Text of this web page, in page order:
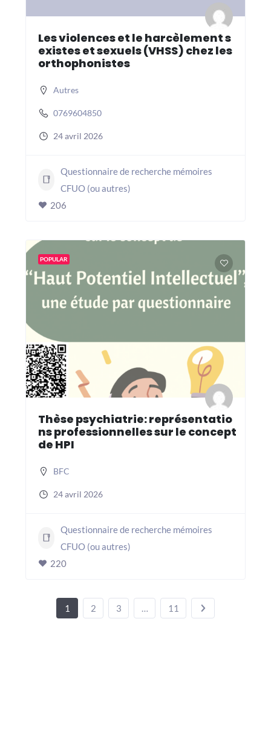
Les violences et le harcèlement s
existes et sexuels (VHSS) chez les
orthophonistes
Autres
0769604850
24 avril 2026
Questionnaire de recherche mémoires
CFUO (ou autres)
206
POPULAR
Thèse psychiatrie: représentatio
ns professionnelles sur le concept
de HPI
BFC
24 avril 2026
Questionnaire de recherche mémoires
CFUO (ou autres)
220
1 2 3 … 11